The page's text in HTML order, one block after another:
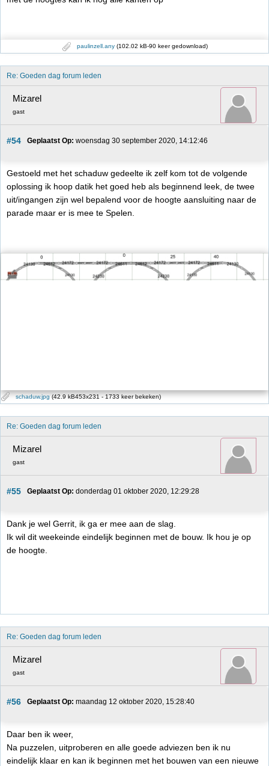
paulinzell.any (102.02 kB-90 keer gedownload)
Re: Goeden dag forum leden
Mizarel
gast
#54 Geplaatst Op: woensdag 30 september 2020, 14:12:46
Gestoeld met het schaduw gedeelte ik zelf kom tot de volgende
oplossing ik hoop datik het goed heb als beginnend leek, de twee
uit/ingangen zijn wel bepalend voor de hoogte aansluiting naar de
parade maar er is mee te Spelen.
schaduw.jpg (42.9 kB453x231 - 1733 keer bekeken)
Re: Goeden dag forum leden
Mizarel
gast
#55 Geplaatst Op: donderdag 01 oktober 2020, 12:29:28
Dank je wel Gerrit, ik ga er mee aan de slag.
Ik wil dit weekeinde eindelijk beginnen met de bouw. Ik hou je op
de hoogte.
Re: Goeden dag forum leden
Mizarel
gast
#56 Geplaatst Op: maandag 12 oktober 2020, 15:28:40
Daar ben ik weer,
Na puzzelen, uitproberen en alle goede adviezen ben ik nu
eindelijk klaar en kan ik beginnen met het bouwen van een nieuwe